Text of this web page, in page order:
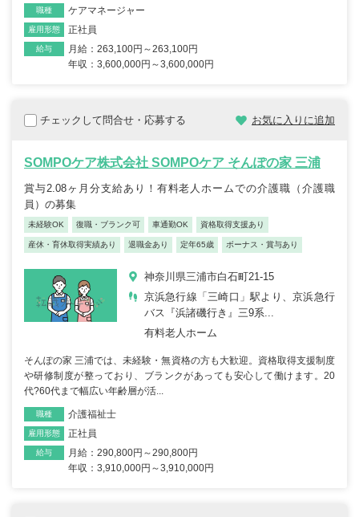
職種 ケアマネージャー
雇用形態 正社員
給与
月給：263,100円～263,100円
年収：3,600,000円～3,600,000円
チェックして問合せ・応募する お気に入りに追加
SOMPOケア株式会社 SOMPOケア そんぽの家 三浦
賞与2.08ヶ月分支給あり！有料老人ホームでの介護職（介護職
員）の募集
未経験OK 復職・ブランク可 車通勤OK 資格取得支援あり
産休・育休取得実績あり 退職金あり 定年65歳 ボーナス・賞与あり
神奈川県三浦市白石町21-15
京浜急行線「三崎口」駅より、京浜急行
バス『浜諸磯行き』三9系...
有料老人ホーム
そんぽの家 三浦では、未経験・無資格の方も大歓迎。資格取得支援制度
や研修制度が整っており、ブランクがあっても安心して働けます。20
代?60代まで幅広い年齢層が活...
職種 介護福祉士
雇用形態 正社員
給与
月給：290,800円～290,800円
年収：3,910,000円～3,910,000円